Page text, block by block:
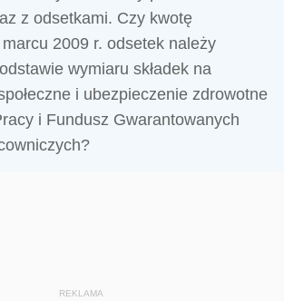
z odsetkami. Czy kwotę
marcu 2009 r. odsetek należy
wymiaru składek na
i ubezpieczenie zdrowotne
i Fundusz Gwarantowanych
REKLAMA